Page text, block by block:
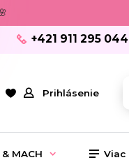
Prihlásenie
+421 911 295 044
MACH Viac